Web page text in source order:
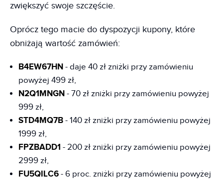
zwiększyć swoje szczęście.
Oprócz tego macie do dyspozycji kupony, które
obniżają wartość zamówień:
B4EW67HN - daje 40 zł zniżki przy zamówieniu
powyżej 499 zł,
N2Q1MNGN - 70 zł zniżki przy zamówieniu powyżej
999 zł,
STD4MQ7B - 140 zł zniżki przy zamówieniu powyżej
1999 zł,
FPZBADD1 - 200 zł zniżki przy zamówieniu powyżej
2999 zł,
FU5QILC6 - 6 proc. zniżki przy zamówieniu powyżej